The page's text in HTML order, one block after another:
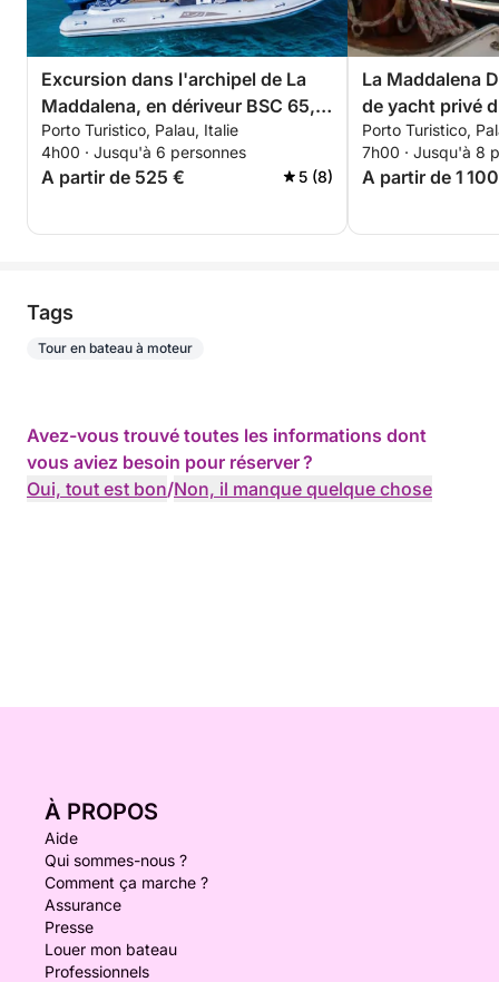
Excursion dans l'archipel de La
Maddalena, en dériveur BSC 65,
avec pilote (demi-journée, 4
heures)
Porto Turistico, Palau, Italie
4h00 · Jusqu'à 6 personnes
A partir de 525 € 5 (8)
La Maddalena
de yacht privé
complète au
Porto Turistico,
7h00 · Jusqu'à 8
A partir de 1
Tags
Tour en bateau à moteur
Avez-vous trouvé toutes les informations dont
vous aviez besoin pour réserver ?
Oui, tout est bon/Non, il manque quelque chose
À PROPOS
Aide
Qui sommes-nous ?
Comment ça marche ?
Assurance
Presse
Louer mon bateau
Professionnels